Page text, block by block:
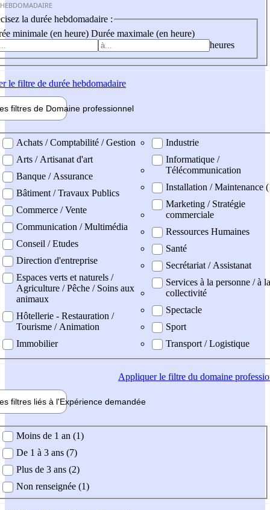
la durée hebdomadaire :
minimale (en heure) Durée maximale (en heure)
heures
le filtre de durée hebdomadaire
filtres de Domaine professionnel
professionel
Achats / Comptabilité / Gestion
Arts / Artisanat d'art
Banque / Assurance
Bâtiment / Travaux Publics
Commerce / Vente
Communication / Multimédia
Conseil / Etudes
Direction d'entreprise
Espaces verts et naturels /
Agriculture / Pêche / Soins aux
animaux
Hôtellerie - Restauration /
Tourisme / Animation
Immobilier
Industrie
Informatique /
Télécommunication
Installation / Maintenance
Marketing / Stratégie
commerciale
Ressources Humaines
Santé
Secrétariat / Assistanat
Services à la personne / à la
collectivité
Spectacle
Sport
Transport / Logistique
Appliquerle filtre du domaine
filtres liés à l'Expérience demandée
demandée
Moins de 1 an (1)
De 1 à 3 ans (7)
Plus de 3 ans (2)
Non renseignée (1)